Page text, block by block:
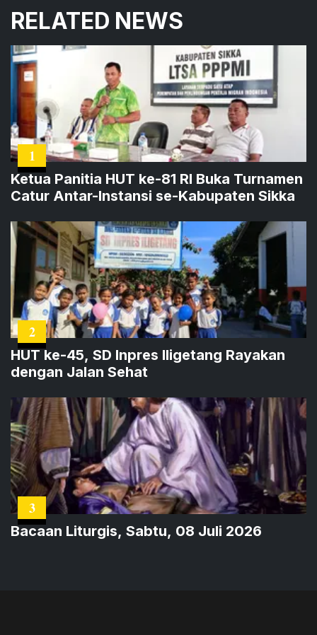
RELATED NEWS
1
Ketua Panitia HUT ke-81 RI Buka Turnamen
Catur Antar-Instansi se-Kabupaten Sikka
2
HUT ke-45, SD Inpres Iligetang Rayakan
dengan Jalan Sehat
3
Bacaan Liturgis, Sabtu, 08 Juli 2026